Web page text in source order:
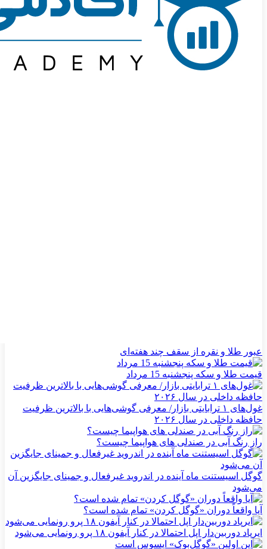
عبور طلا و نقره از سقف چند هفته‌ای
قیمت طلا و سکه پنجشنبه 15 مرداد
غول‌های ۱ ترابایتی بازار/ معرفی گوشی‌هایی با بالاترین ظرفیت
حافظه داخلی در سال ۲۰۲۶
راز رنگ آبی در صندلی های هواپیما چیست؟
گوگل اسیستنت ماه آینده در اندروید غیرفعال و جمینای جایگزین آن
می‌شود
آیا واقعاً دوران «گوگل کردن» تمام شده است؟
ایرپاد دوربین‌دار اپل احتمالا در کنار آیفون ۱۸ پرو رونمایی می‌شود